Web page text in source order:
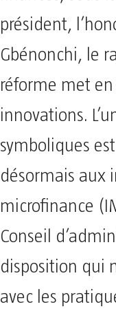
président,
Gbénonchi, le
réforme met
innovations.
symboliques
désormais aux
microfinance
Conseil
disposition qui
avec les